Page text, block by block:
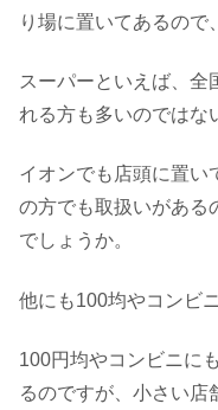
り場に置いてあるので
スーパーといえば、全
れる方も多いのではな
イオンでも店頭に置い
の方でも取扱いがある
でしょうか。
他にも100均やコンビ
100円均やコンビニに
るのですが、小さい店